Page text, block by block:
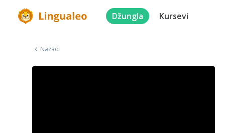
Džungla Kursevi
Nazad